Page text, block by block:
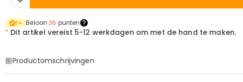
1× Beloon36 punten
* Dit artikel vereist 5-12 werkdagen om met de hand te maken.
Productomschrijvingen